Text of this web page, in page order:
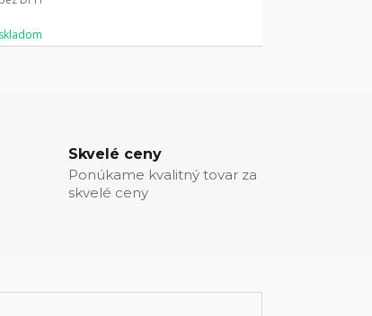
skladom
Skvelé ceny
Ponúkame kvalitný tovar za
skvelé ceny